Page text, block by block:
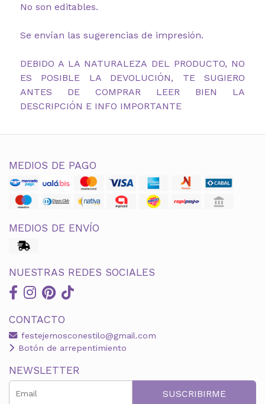
No son editables.
Se envían las sugerencias de impresión.
DEBIDO A LA NATURALEZA DEL PRODUCTO, NO
ES POSIBLE LA DEVOLUCIÓN, TE SUGIERO
ANTES DE COMPRAR LEER BIEN LA
DESCRIPCIÓN E INFO IMPORTANTE
MEDIOS DE PAGO
MEDIOS DE ENVÍO
NUESTRAS REDES SOCIALES
CONTACTO
festejemosconestilo@gmail.com
Botón de arrepentimiento
NEWSLETTER
SUSCRIBIRME